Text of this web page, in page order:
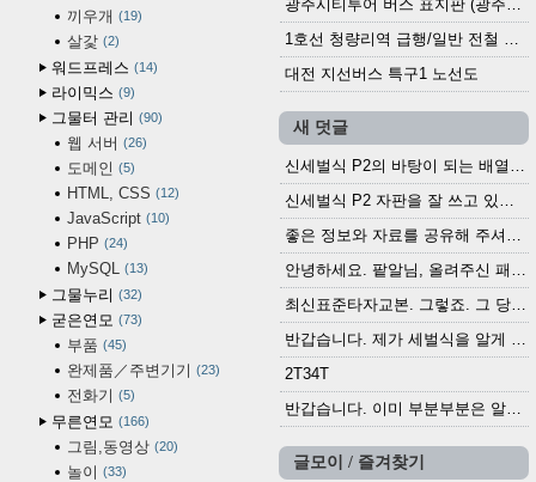
끼우개 19
살갗 2
워드프레스 14
라이믹스 9
그물터 관리 90
웹 서버 26
도메인 5
HTML, CSS 12
JavaScript 10
PHP 24
MySQL 13
그물누리 32
굳은연모 73
부품 45
완제품／주변기기 23
전화기 5
무른연모 166
그림,동영상 20
놀이 33
대전 지선버스 특구1 노선도
새 덧글
최신표준타자교본. 그렇죠. 그 당시에 최신 표준...
2T34T
반갑습니다. 이미 부분부분은 알려진 정보들이...
글모이 / 즐겨찾기